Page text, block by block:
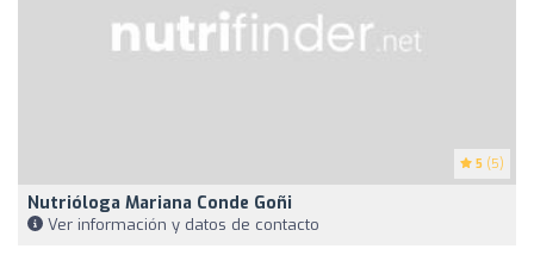
5 (5)
Nutrióloga Mariana Conde Goñi
Ver información y datos de contacto